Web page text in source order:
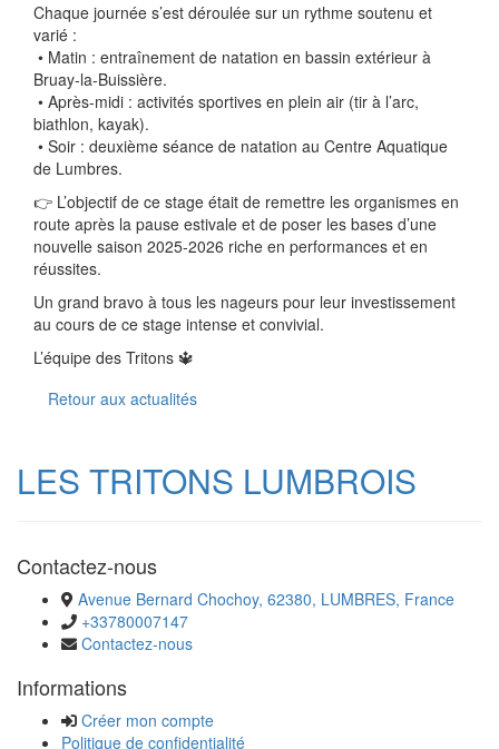
Chaque journée s’est déroulée sur un rythme soutenu et
varié :
• Matin : entraînement de natation en bassin extérieur à
Bruay-la-Buissière.
• Après-midi : activités sportives en plein air (tir à l’arc,
biathlon, kayak).
• Soir : deuxième séance de natation au Centre Aquatique
de Lumbres.
👉 L’objectif de ce stage était de remettre les organismes en
route après la pause estivale et de poser les bases d’une
nouvelle saison 2025-2026 riche en performances et en
réussites.
Un grand bravo à tous les nageurs pour leur investissement
au cours de ce stage intense et convivial.
L’équipe des Tritons 🔱
Retour aux actualités
LES TRITONS LUMBROIS
Contactez-nous
Avenue Bernard Chochoy, 62380, LUMBRES, France
+33780007147
Contactez-nous
Informations
Créer mon compte
Politique de confidentialité